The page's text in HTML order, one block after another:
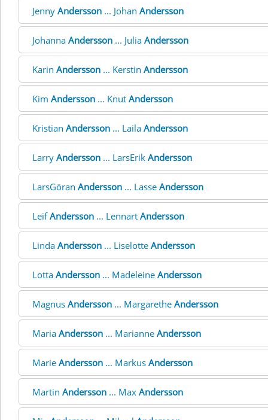
Jenny Andersson ... Johan Andersson
Johanna Andersson ... Julia Andersson
Karin Andersson ... Kerstin Andersson
Kim Andersson ... Knut Andersson
Kristian Andersson ... Laila Andersson
Larry Andersson ... LarsErik Andersson
LarsGöran Andersson ... Lasse Andersson
LeifAndersson ... Lennart Andersson
Linda Andersson ... Liselotte Andersson
Lotta Andersson ... Madeleine Andersson
Magnus Andersson ... Margarethe Andersson
Maria Andersson ... Marianne Andersson
Marie Andersson ... Markus Andersson
Martin Andersson ... Max Andersson